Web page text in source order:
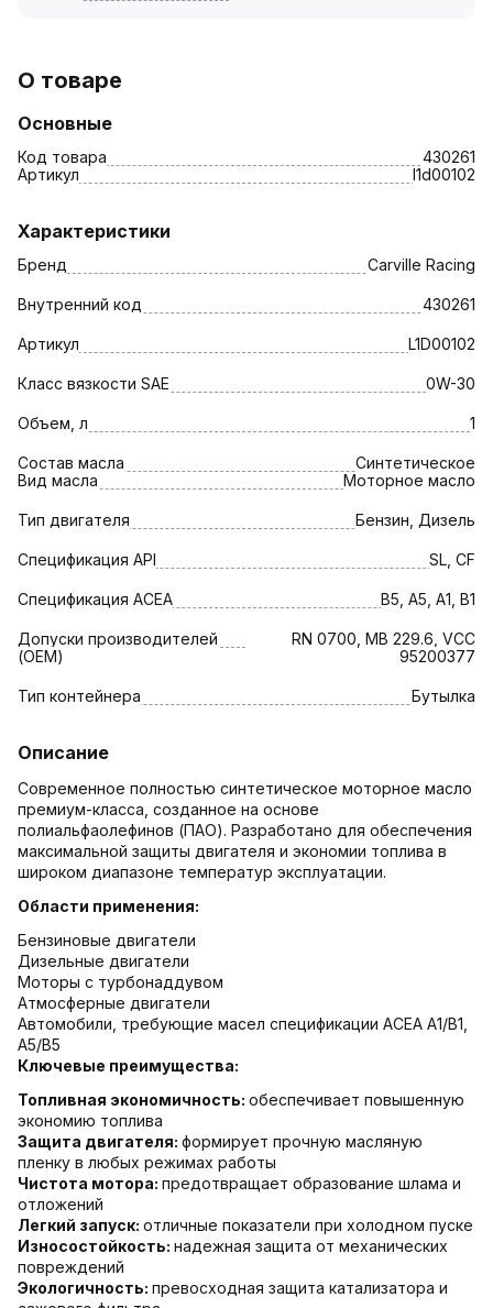
О товаре
Основные
Код товара
430261
Артикул
l1d00102
Характеристики
Бренд Carville Racing
Внутренний код 430261
Артикул L1D00102
Класс вязкости SAE 0W-30
Объем, л 1
Состав масла
Синтетическое
Вид масла
Моторное масло
Тип двигателя Бензин, Дизель
Спецификация API SL, CF
Спецификация АСЕА B5, A5, A1, B1
Допуски производителей
(OEM)
RN 0700, MB 229.6, VCC
95200377
Тип контейнера Бутылка
Описание
Современное полностью синтетическое моторное масло
премиум-класса, созданное на основе
полиальфаолефинов (ПАО). Разработано для обеспечения
максимальной защиты двигателя и экономии топлива в
широком диапазоне температур эксплуатации.
Области применения:
Бензиновые двигатели
Дизельные двигатели
Моторы с турбонаддувом
Атмосферные двигатели
Автомобили, требующие масел спецификации ACEA A1/B1,
A5/B5
Ключевые преимущества:
Топливная экономичность: обеспечивает повышенную
экономию топлива
Защита двигателя: формирует прочную масляную
пленку в любых режимах работы
Чистота мотора: предотвращает образование шлама и
отложений
Легкий запуск: отличные показатели при холодном пуске
Износостойкость: надежная защита от механических
повреждений
Экологичность: превосходная защита катализатора и